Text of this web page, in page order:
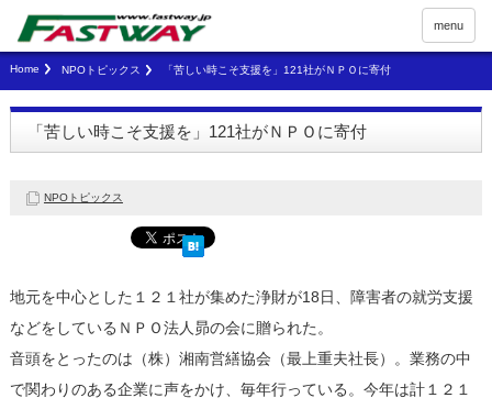
menu
Home NPOトピックス 「苦しい時こそ支援を」121社がＮＰＯに寄付
「苦しい時こそ支援を」121社がＮＰＯに寄付
NPOトピックス
地元を中心とした１２１社が集めた浄財が18日、障害者の就労支援
などをしているＮＰＯ法人昴の会に贈られた。
音頭をとったのは（株）湘南営繕協会（最上重夫社長）。業務の中
で関わりのある企業に声をかけ、毎年行っている。今年は計１２１